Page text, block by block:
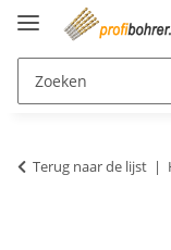
Terug naar de lijst